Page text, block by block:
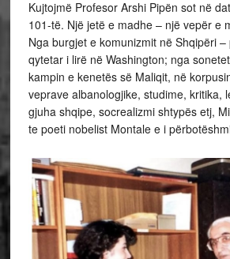
Kujtojmë Profesor Arshi Pipën sot në
101-të. Një jetë e madhe – një vepër e
Nga burgjet e komunizmit në Shqipëri
qytetar i lirë në Washington; nga
kampin e kenetës së Maliqit, në
veprave albanologjike, studime, kritika,
gjuha shqipe, socrealizmi shtypës etj,
te poeti nobelist Montale e i